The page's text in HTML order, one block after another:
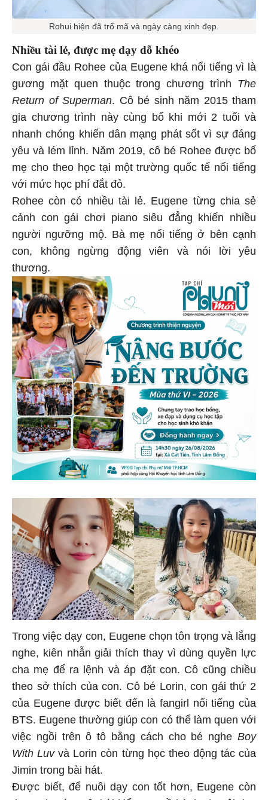
Rohui hiện đã trổ mã và ngày càng xinh đẹp.
Nhiều tài lẻ, được mẹ dạy dỗ khéo
Con gái đầu Rohee của Eugene khá nổi tiếng vì là
gương mặt quen thuộc trong chương trình
The
Return of Superman. Cô bé sinh năm 2015 tham
gia chương trình này cùng bố khi mới 2 tuổi và
nhanh chóng khiến dân mạng phát sốt vì sự đáng
yêu và lém lỉnh. Năm 2019, cô bé Rohee được bố
mẹ cho theo học tại một trường quốc tế nổi tiếng
với mức học phí đắt đỏ.
Rohee còn có nhiều tài lẻ. Eugene từng chia sẻ
cảnh con gái chơi piano siêu đẳng khiến nhiều
người ngưỡng mộ. Bà mẹ nổi tiếng ở bên cạnh
con, không ngừng động viên và nói lời yêu
thương.
Trong việc dạy con, Eugene chọn tôn trọng và lắng
nghe, kiên nhẫn giải thích thay vì dùng quyền lực
cha mẹ để ra lệnh và áp đặt con. Cô cũng chiều
theo sở thích của con. Cô bé Lorin, con gái thứ 2
của Eugene được biết đến là fangirl nổi tiếng của
BTS. Eugene thường giúp con có thể làm quen với
việc ngồi trên ô tô bằng cách cho bé nghe Boy
With Luvvà Lorin còn từng học theo động tác của
Jimin trong bài hát.
Được biết, để nuôi dạy con tốt hơn, Eugene còn